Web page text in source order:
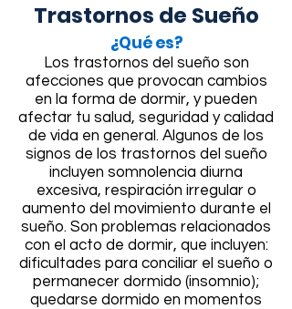
Trastornos de Sueño
Los trastornos del sueño son
afecciones que provocan cambios
en la forma de dormir, y pueden
afectar tu salud, seguridad y calidad
de vida en general. Algunos de los
signos de los trastornos del sueño
incluyen somnolencia diurna
excesiva, respiración irregular o
aumento del movimiento durante el
sueño. Son problemas relacionados
con el acto de dormir, que incluyen:
dificultades para conciliar el sueño o
permanecer dormido (insomnio);
quedarse dormido en momentos
¿Qué es?​​